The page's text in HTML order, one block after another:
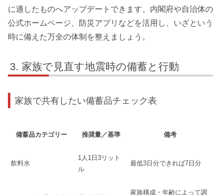
に適したものへアップデートできます。内閣府や自治体の
公式ホームページ、防災アプリなどを活用し、いざという
時に備えた万全の体制を整えましょう。
家族で見直す地震時の備蓄と行動
家族で共有したい備蓄品チェック表
備蓄品カテゴリー 推奨量／基準 備考
飲料水
1人1日3リット
ル
最低3日分できれば7日分
家族構成・年齢によって調